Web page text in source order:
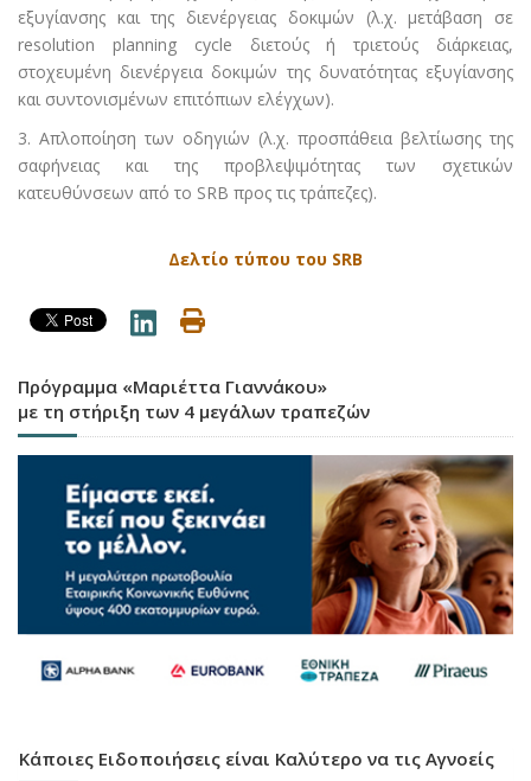
εξυγίανσης και της διενέργειας δοκιμών (λ.χ. μετάβαση σε
resolution planning cycle διετούς ή τριετούς διάρκειας,
στοχευμένη διενέργεια δοκιμών της δυνατότητας εξυγίανσης
και συντονισμένων επιτόπιων ελέγχων).
3. Απλοποίηση των οδηγιών (λ.χ. προσπάθεια βελτίωσης της
σαφήνειας και της προβλεψιμότητας των σχετικών
κατευθύνσεων από το SRB προς τις τράπεζες).
Δελτίο τύπου του SRB
Πρόγραμμα «Μαριέττα Γιαννάκου»
με τη στήριξη των 4 μεγάλων τραπεζών
Κάποιες Ειδοποιήσεις είναι Καλύτερο να τις Αγνοείς